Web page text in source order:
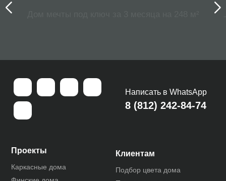
Написать в WhatsApp
8 (812) 242-84-74
Проекты
Каркасные дома
Клиентам
Подбор цвета дома